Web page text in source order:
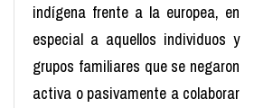
indígena frente a la europea, en
especial a aquellos individuos y
grupos familiares que se negaron
activa o pasivamente a colaborar